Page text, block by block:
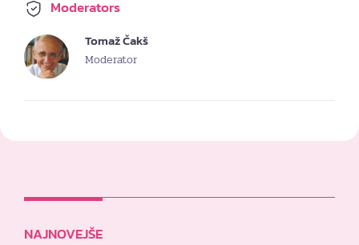
Moderators
Tomaž Čakš
Moderator
NAJNOVEJŠE